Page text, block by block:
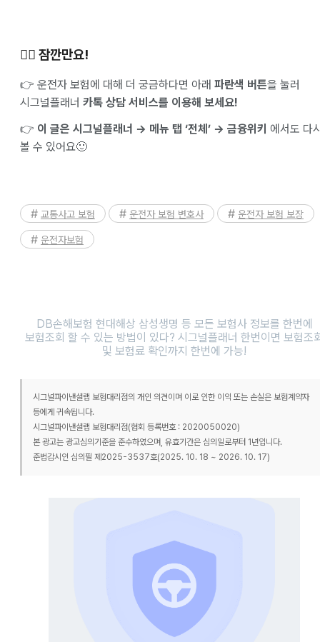
✋🏻 잠깐만요!
👉 운전자 보험에 대해 더 궁금하다면 아래 파란색 버튼을 눌러
시그널플래너 카톡 상담 서비스를 이용해 보세요!
👉 이 글은 시그널플래너 → 메뉴 탭 ‘전체’ → 금융위키 에서도 다
볼 수 있어요🙂
교통사고 보험 운전자 보험 변호사 운전자 보험 보장
운전자보험
DB손해보험 현대해상 삼성생명 등 모든 보험사 정보를 한번에
보험조회 할 수 있는 방법이 있다? 시그널플래너 한번이면 보험조
및 보험료 확인까지 한번에 가능!
시그널파이낸셜랩 보험대리점의 개인 의견이며 이로 인한 이익 또는 손실은 보험계약자
등에게 귀속됩니다.
시그널파이낸셜랩 보험대리점(협회 등록번호 : 2020050020)
본 광고는 광고심의기준을 준수하였으며, 유효기간은 심의일로부터 1년입니다.
준법감시인 심의필 제2025-3537호(2025. 10. 18 ~ 2026. 10. 17)